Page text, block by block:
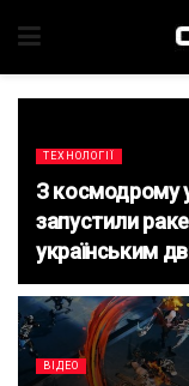
ТЕХНОЛОГІЇ
З космодрому
запустили
українським
ВІДЕО